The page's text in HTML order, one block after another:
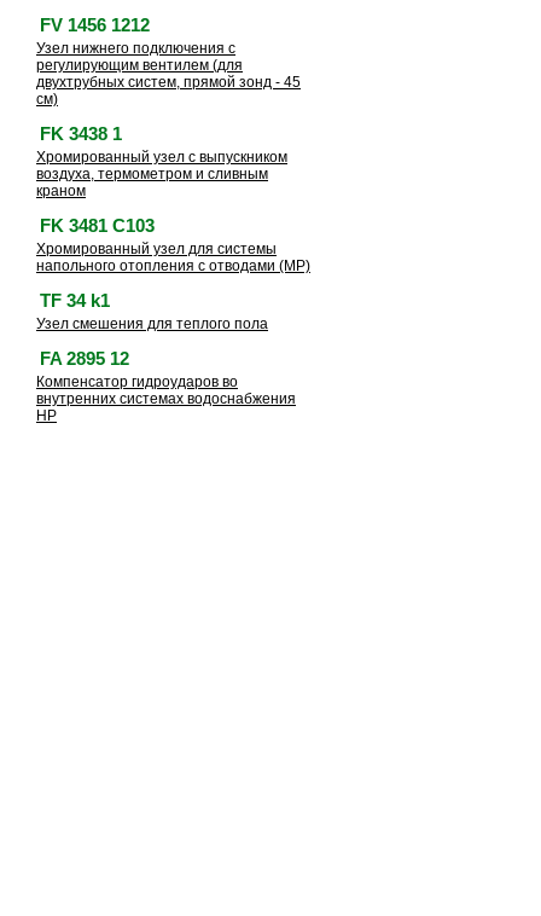
FV 1456 1212
Узел нижнего подключения с
регулирующим вентилем (для
двухтрубных систем, прямой зонд - 45
см)
FK 3438 1
Хромированный узел с выпускником
воздуха, термометром и сливным
краном
FK 3481 C103
Хромированный узел для системы
напольного отопления с отводами (МР)
TF 34 k1
Узел смешения для теплого пола
FA 2895 12
Компенсатор гидроударов во
внутренних системах водоснабжения
НР